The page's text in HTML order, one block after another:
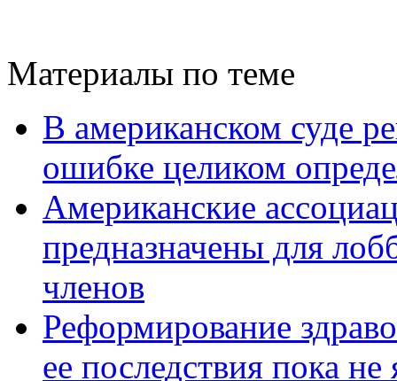
Материалы по теме
В американском суде
ошибке целиком
Американские
предназначены для
членов
Реформирование
ее последствия пока не